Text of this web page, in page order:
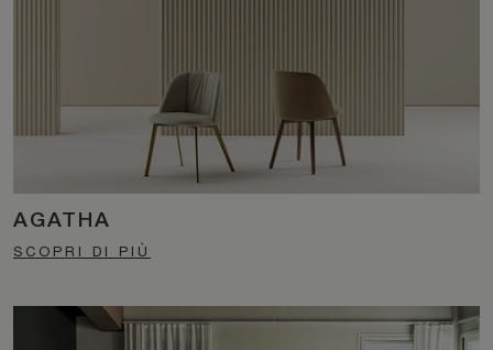
AGATHA
SCOPRI DI PIÙ